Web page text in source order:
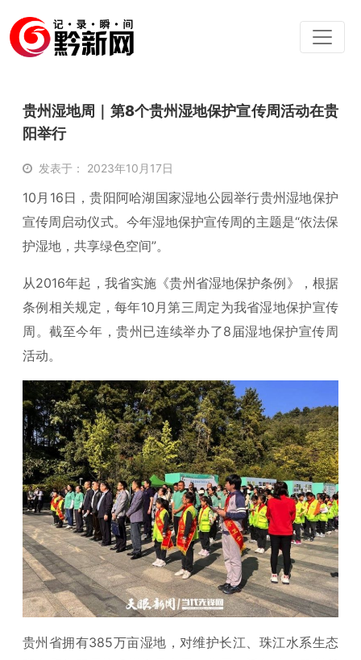
贵州湿地周｜第8个贵州湿地保护宣传周活动在贵
阳举行
发表于： 2023年10月17日
10月16日，贵阳阿哈湖国家湿地公园举行贵州湿地保护
宣传周启动仪式。今年湿地保护宣传周的主题是“依法保
护湿地，共享绿色空间”。
从2016年起，我省实施《贵州省湿地保护条例》，根据
条例相关规定，每年10月第三周定为我省湿地保护宣传
周。截至今年，贵州已连续举办了8届湿地保护宣传周
活动。
贵州省拥有385万亩湿地，对维护长江、珠江水系生态